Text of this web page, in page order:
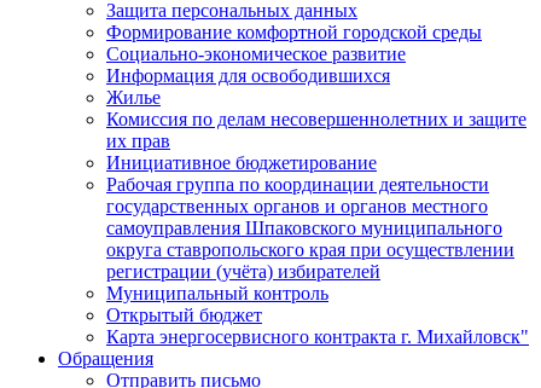
Защита персональных данных
Формирование комфортной городской среды
Социально-экономическое развитие
Информация для освободившихся
Жилье
Комиссия по делам несовершеннолетних и защите
их прав
Инициативное бюджетирование
Рабочая группа по координации деятельности
государственных органов и органов местного
самоуправления Шпаковского муниципального
округа ставропольского края при осуществлении
регистрации (учёта) избирателей
Муниципальный контроль
Открытый бюджет
Карта энергосервисного контракта г. Михайловск"
Обращения
Отправить письмо